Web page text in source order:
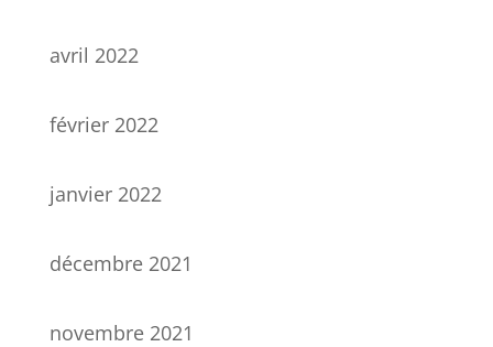
avril 2022
février 2022
janvier 2022
décembre 2021
novembre 2021